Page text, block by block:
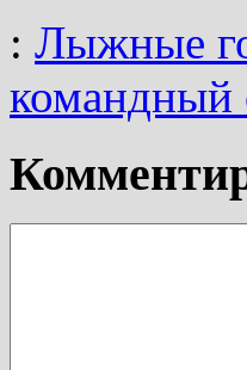
: Лыжные
командный